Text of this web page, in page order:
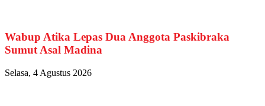
Wabup Atika Lepas Dua Anggota Paskibraka
Sumut Asal Madina
Selasa, 4 Agustus 2026